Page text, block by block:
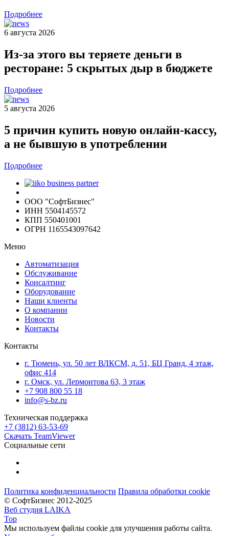
Подробнее
6 августа 2026
Из-за этого вы теряете деньги в
ресторане: 5 скрытых дыр в бюджете
Подробнее
5 августа 2026
5 причин купить новую онлайн-кассу,
а не бывшую в употреблении
Подробнее
ООО "СофтБизнес"
ИНН 5504145572
КПП 550401001
ОГРН 1165543097642
Меню
Автоматизация
Обслуживание
Консалтинг
Оборудование
Наши клиенты
О компании
Новости
Контакты
Контакты
г. Тюмень, ул. 50 лет ВЛКСМ, д. 51, БЦ Гранд, 4 этаж,
офис 414
г. Омск, ул. Лермонтова 63, 3 этаж
+7 908 800 55 18
info@s-bz.ru
Техническая поддержка
+7 (3812) 63-53-69
Скачать TeamViewer
Социальные сети
Политика конфиденциальности Правила обработки cookie
© СофтБизнес 2012-2025
Веб студия LAIKA
Top
Мы используем файлы cookie для улучшения работы сайта.